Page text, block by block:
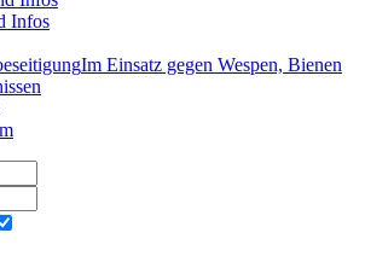
Infos
Im Einsatz gegen Wespen, Bienen